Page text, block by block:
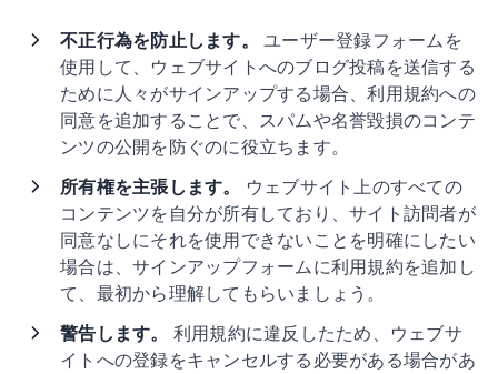
不正行為を防止します。
ユーザー登録フォームを
使用して、ウェブサイトへのブログ投稿を送信する
ために人々がサインアップする場合、利用規約への
同意を追加することで、スパムや名誉毀損のコンテ
ンツの公開を防ぐのに役立ちます。
所有権を主張します。
ウェブサイト上のすべての
コンテンツを自分が所有しており、サイト訪問者が
同意なしにそれを使用できないことを明確にしたい
場合は、サインアップフォームに利用規約を追加し
て、最初から理解してもらいましょう。
警告します。
利用規約に違反したため、ウェブサ
イトへの登録をキャンセルする必要がある場合があ